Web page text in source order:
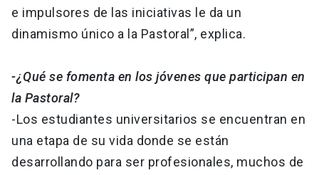
e impulsores de las iniciativas le da un
dinamismo único a la Pastoral”, explica.
-¿Qué se fomenta en los jóvenes que participan en
la Pastoral?
-Los estudiantes universitarios se encuentran en
una etapa de su vida donde se están
desarrollando para ser profesionales, muchos de